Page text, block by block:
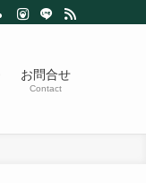
お問合せ
Contact